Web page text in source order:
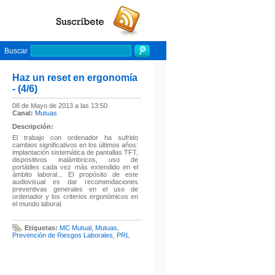
Buscar
Haz un reset en ergonomía
- (4/6)
08 de Mayo de 2013 a las 13:50
Canal: Mutuas
Descripción:
El trabajo con ordenador ha sufrido
cambios significativos en los últimos años:
implantación sistemática de pantallas TFT,
dispositivos inalámbricos, uso de
portátiles cada vez más extendido en el
ámbito laboral... El propósito de este
audiovisual es dar recomendaciones
preventivas generales en el uso de
ordenador y los criterios ergonómicos en
el mundo laboral.
Etiquetas: MC Mutual Mutuas
Prevención de Riesgos Laborales PRL